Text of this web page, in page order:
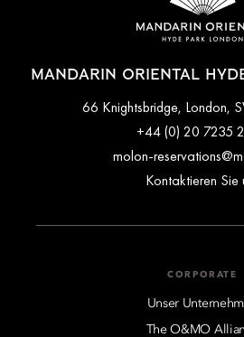
MANDARIN ORIENTAL
66 Knightsbridge, London,
+44 (0) 20 7235
molon-
Kontaktieren Sie
CORPORATE
Unser
The O&MO